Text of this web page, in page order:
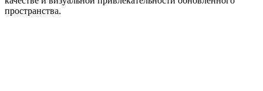
пространства.